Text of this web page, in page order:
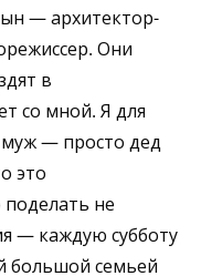
— архитектор-
Они
в
со мной. Я для
— просто дед
это
не
— каждую субботу
большой семьей